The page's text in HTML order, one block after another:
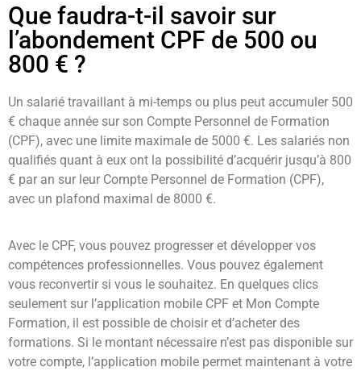
Que faudra-t-il savoir sur
l’abondement CPF de 500 ou
800 € ?
Un salarié travaillant à mi-temps ou plus peut accumuler 500
€ chaque année sur son Compte Personnel de Formation
(CPF), avec une limite maximale de 5000 €. Les salariés non
qualifiés quant à eux ont la possibilité d’acquérir jusqu’à 800
€ par an sur leur Compte Personnel de Formation (CPF),
avec un plafond maximal de 8000 €.
Avec le CPF, vous pouvez progresser et développer vos
compétences professionnelles. Vous pouvez également
vous reconvertir si vous le souhaitez. En quelques clics
seulement sur l’application mobile CPF et Mon Compte
Formation, il est possible de choisir et d’acheter des
formations. Si le montant nécessaire n’est pas disponible sur
votre compte, l’application mobile permet maintenant à votre